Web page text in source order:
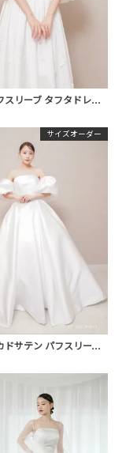
2way パフスリーブ タフタドレス〈PD-WDOR-1112〉
サイズオーダー
2way ミカドサテン パフスリーブドレス〈PD-WDOR-512〉